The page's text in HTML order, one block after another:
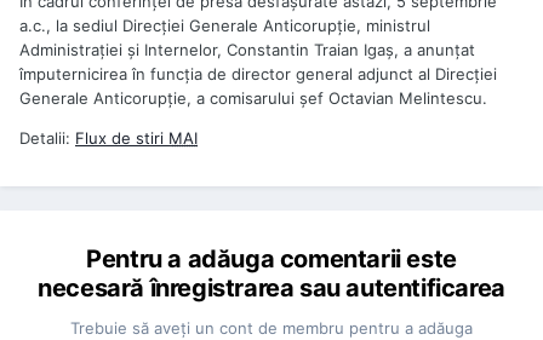
a.c., la sediul Direcţiei Generale Anticorupţie, ministrul
Administraţiei şi Internelor, Constantin Traian Igaş, a anunţat
împuternicirea în funcţia de director general adjunct al Direcţiei
Generale Anticorupţie, a comisarului şef Octavian Melintescu.
Detalii: Flux de stiri MAI
Pentru a adăuga comentarii este
necesară înregistrarea sau autentificarea
Trebuie să aveţi un cont de membru pentru a adăuga